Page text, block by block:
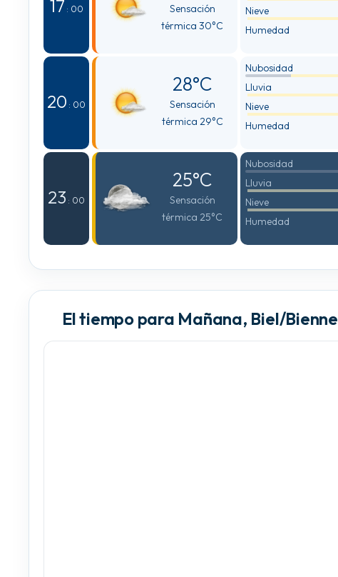
17 : 00
Sensación
térmica 30°C
Nieve
Humedad
20 : 00
28°C
Sensación
térmica 29°C
Nubosidad
Lluvia
Nieve
Humedad
23 : 00
25°C
Sensación
térmica 25°C
Nubosidad
Lluvia
Nieve
Humedad
El tiempo para Mañana, Biel/Bienne